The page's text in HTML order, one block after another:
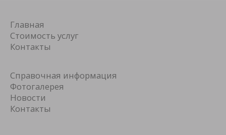
Главная
Cтоимость услуг
Контакты
Cправочная информация
Фотогалерея
Новости
Контакты